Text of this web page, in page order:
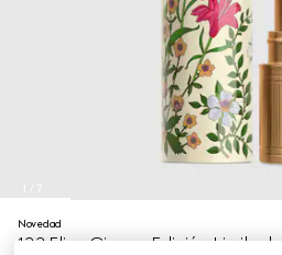
Novedad
122 Eliza Ginger, Edición